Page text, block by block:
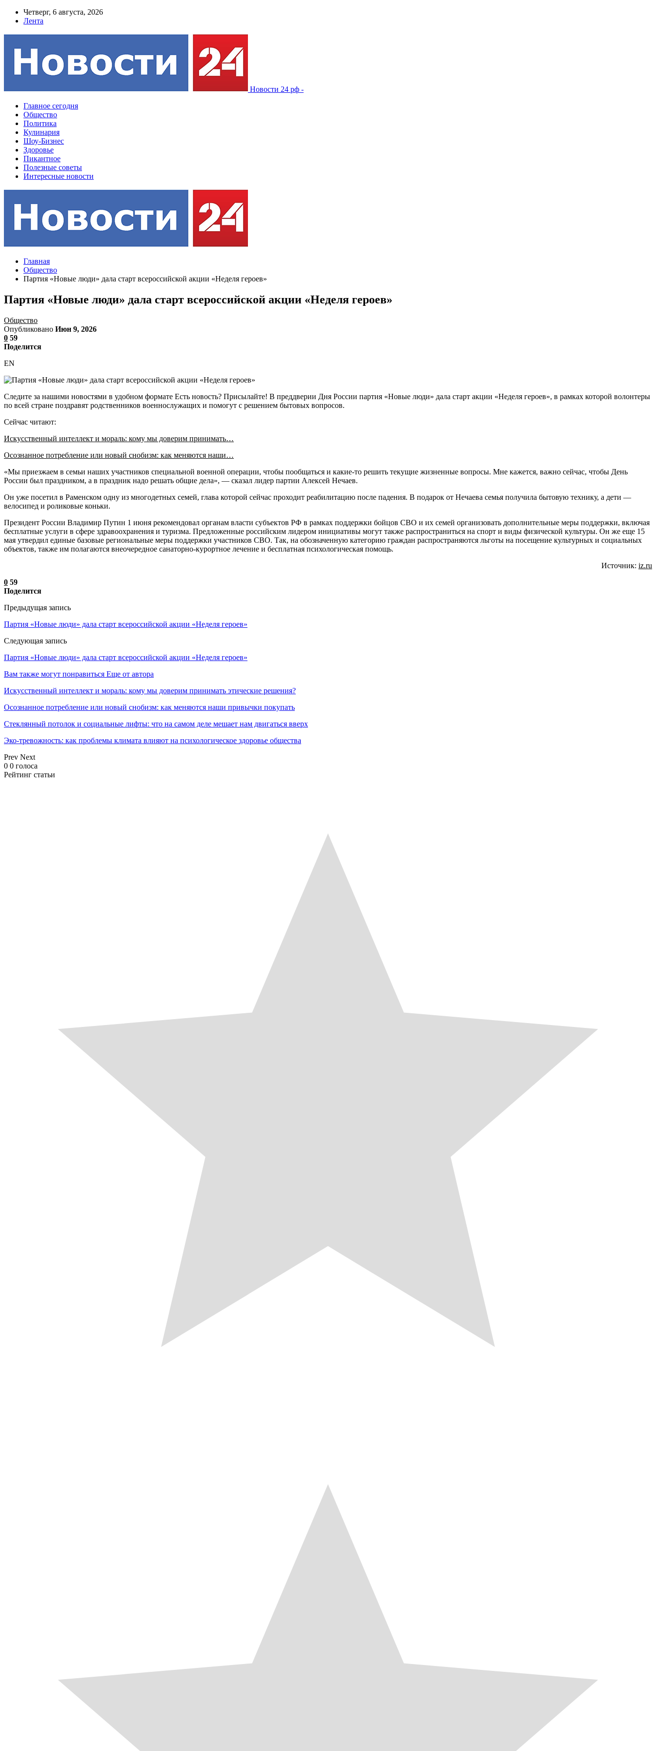
Четверг, 6 августа, 2026
Лента
Новости 24 рф -
Главное сегодня
Общество
Политика
Кулинария
Шоу-Бизнес
Здоровье
Пикантное
Полезные советы
Интересные новости
Главная
Общество
Партия «Новые люди» дала старт всероссийской акции «Неделя героев»
Партия «Новые люди» дала старт всероссийской акции «Неделя героев»
Общество
Опубликовано Июн 9, 2026
0 59
Поделится
EN
Следите за нашими новостями в удобном формате Есть новость? Присылайте! В преддверии Дня России партия «Новые люди» дала старт акции «Неделя героев», в рамках которой волонтеры
по всей стране поздравят родственников военнослужащих и помогут с решением бытовых вопросов.
Сейчас читают:
Искусственный интеллект и мораль: кому мы доверим принимать…
Осознанное потребление или новый снобизм: как меняются наши…
«Мы приезжаем в семьи наших участников специальной военной операции, чтобы пообщаться и какие-то решить текущие жизненные вопросы. Мне кажется, важно сейчас, чтобы День
России был праздником, а в праздник надо решать общие дела», — сказал лидер партии Алексей Нечаев.
Он уже посетил в Раменском одну из многодетных семей, глава которой сейчас проходит реабилитацию после падения. В подарок от Нечаева семья получила бытовую технику, а дети —
велосипед и роликовые коньки.
Президент России Владимир Путин 1 июня рекомендовал органам власти субъектов РФ в рамках поддержки бойцов СВО и их семей организовать дополнительные меры поддержки, включая
бесплатные услуги в сфере здравоохранения и туризма. Предложенные российским лидером инициативы могут также распространиться на спорт и виды физической культуры. Он же еще 15
мая утвердил единые базовые региональные меры поддержки участников СВО. Так, на обозначенную категорию граждан распространяются льготы на посещение культурных и социальных
объектов, также им полагаются внеочередное санаторно-курортное лечение и бесплатная психологическая помощь.
Источник: iz.ru
0 59
Поделится
Предыдущая запись
Партия «Новые люди» дала старт всероссийской акции «Неделя героев»
Следующая запись
Партия «Новые люди» дала старт всероссийской акции «Неделя героев»
Вам также могут понравиться Еще от автора
Искусственный интеллект и мораль: кому мы доверим принимать этические решения?
Осознанное потребление или новый снобизм: как меняются наши привычки покупать
Стеклянный потолок и социальные лифты: что на самом деле мешает нам двигаться вверх
Эко-тревожность: как проблемы климата влияют на психологическое здоровье общества
Prev Next
0 0 голоса
Рейтинг статьи